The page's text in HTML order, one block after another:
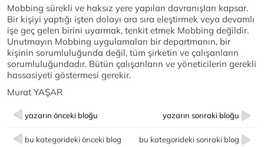
Mobbing sürekli ve haksız yere yapılan davranışları kapsar.
Bir kişiyi yaptığı işten dolayı ara sıra eleştirmek veya devamlı
işe geç gelen birini uyarmak, tenkit etmek Mobbing değildir.
Unutmayın Mobbing uygulamaları bir departmanın, bir
kişinin sorumluluğunda değil, tüm şirketin ve çalışanların
sorumluluğundadır. Bütün çalışanların ve yöneticilerin gerekli
hassasiyeti göstermesi gerekir.
Murat YAŞAR
yazarın önceki bloğu yazarın sonraki bloğu
bu kategorideki önceki blog bu kategorideki sonraki blog